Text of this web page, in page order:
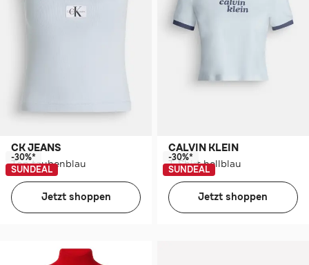
CK JEANS
Top taubenblau
-30%*
SUNDEAL
Jetzt shoppen
CALVIN KLEIN
T-Shirt hellblau
-30%*
SUNDEAL
Jetzt shoppen